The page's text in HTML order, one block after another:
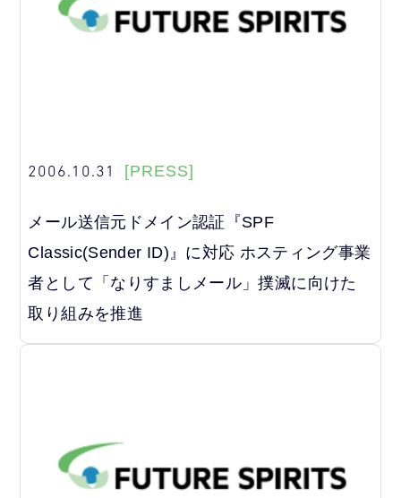
2006.10.31 [PRESS]
メール送信元ドメイン認証『SPF
Classic(Sender ID)』に対応 ホスティング事業
者として「なりすましメール」撲滅に向けた
取り組みを推進